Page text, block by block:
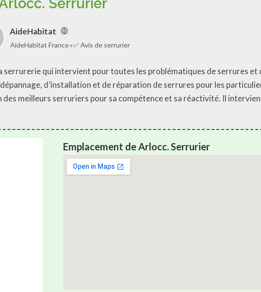
Serrurier
AideHabitat
AideHabitat France ✅ Avis de serrurier
qui intervient pour toutes les problématiques de serrures et
d’installation et de réparation de serrures pour les
des meilleurs serruriers pour sa compétence et sa réactivité. Il
Emplacement de Arlocc. Serrurier